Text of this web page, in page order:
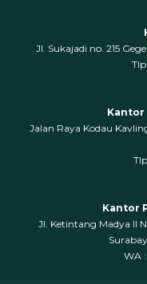
Jl. Sukajadi no. 215
Kantor
Jalan Raya Kodau
Kantor
Jl. Ketintang Madya II
WA